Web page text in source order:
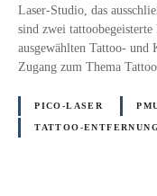
Laser-Studio, das
sind zwei
ausgewählten Tattoo- und
Zugang zum Thema
PICO-LASER
TATTOO-